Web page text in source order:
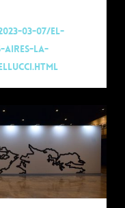
03-07/el-
aires-la-